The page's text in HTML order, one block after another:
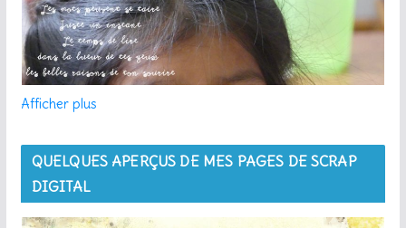
Afficher plus
QUELQUES APERÇUS DE MES PAGES DE SCRAP
DIGITAL